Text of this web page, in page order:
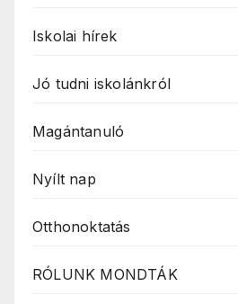
Iskolai hírek
Jó tudni iskolánkról
Magántanuló
Nyílt nap
Otthonoktatás
RÓLUNK MONDTÁK